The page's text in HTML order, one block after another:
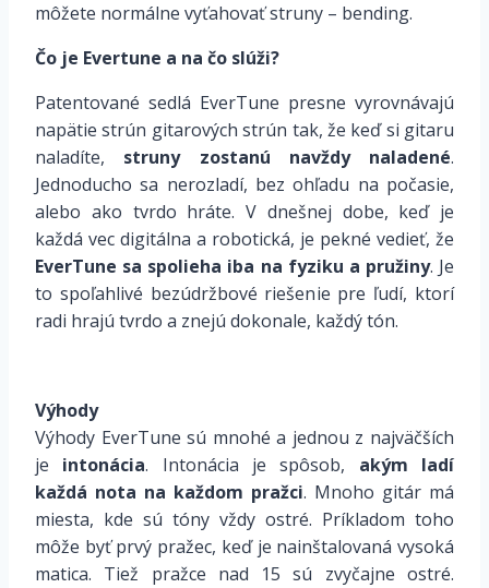
môžete normálne vyťahovať struny – bending.
Čo je Evertune a na čo slúži?
Patentované sedlá EverTune presne vyrovnávajú
napätie strún gitarových strún tak, že keď si gitaru
naladíte, struny zostanú navždy naladené.
Jednoducho sa nerozladí, bez ohľadu na počasie,
alebo ako tvrdo hráte. V dnešnej dobe, keď je
každá vec digitálna a robotická, je pekné vedieť, že
EverTune sa spolieha iba na fyziku a pružiny. Je
to spoľahlivé bezúdržbové riešenie pre ľudí, ktorí
radi hrajú tvrdo a znejú dokonale, každý tón.
Výhody
Výhody EverTune sú mnohé a jednou z najväčších
je intonácia. Intonácia je spôsob, akým ladí
každá nota na každom pražci. Mnoho gitár má
miesta, kde sú tóny vždy ostré. Príkladom toho
môže byť prvý pražec, keď je nainštalovaná vysoká
matica. Tiež pražce nad 15 sú zvyčajne ostré.